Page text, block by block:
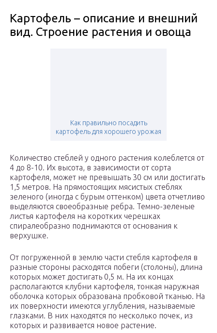
Картофель – описание и внешний
вид. Строение растения и овоща
Как правильно посадить
картофель для хорошего урожая
Количество стеблей у одного растения колеблется от
4 до 8-10. Их высота, в зависимости от сорта
картофеля, может не превышать 30 см или достигать
1,5 метров. На прямостоящих мясистых стеблях
зеленого (иногда с бурым оттенком) цвета отчетливо
выделяются своеобразные ребра. Темно-зеленые
листья картофеля на коротких черешках
спиралеобразно поднимаются от основания к
верхушке.
От погруженной в землю части стебля картофеля в
разные стороны расходятся побеги (столоны), длина
которых может достигать 0,5 м. На их концах
располагаются клубни картофеля, тонкая наружная
оболочка которых образована пробковой тканью. На
их поверхности имеются углубления, называемые
глазками. В них находятся по несколько почек, из
которых и развивается новое растение.